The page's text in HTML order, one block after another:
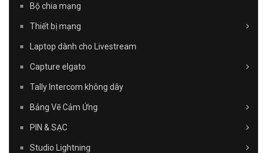
Bộ chia mạng
Thiết bị mạng
Laptop dành cho Livestream
Capture elgato
Tally Intercom không dây
Bảng Vẽ Cảm Ứng
PIN & SẠC
Studio Lightning